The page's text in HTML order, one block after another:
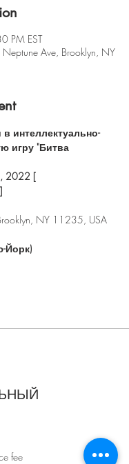
PM EST
Ave, Brooklyn, NY
интеллектуально-
игру "Битва
2022 [
NY 11235, USA
Йорк)
fee